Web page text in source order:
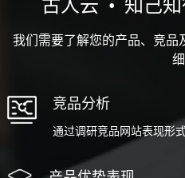
古人云 • 知己
我们需要了解您的产品、竞品
细
竞品分析
通过调研竞品网站表现形